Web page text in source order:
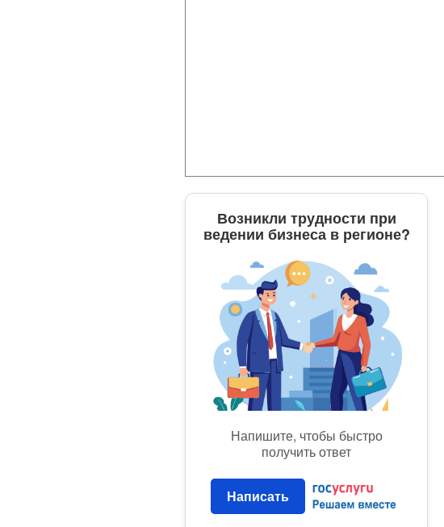
Возникли трудности при
ведении бизнеса в регионе?
Напишите, чтобы быстро
получить ответ
Написать